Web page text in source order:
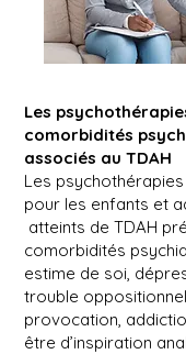
Les
comorbidités
associés au TDAH
Les
pour les enfants et
atteints de TDAH
comorbidités
estime de soi,
trouble
provocation,
être d’inspiration